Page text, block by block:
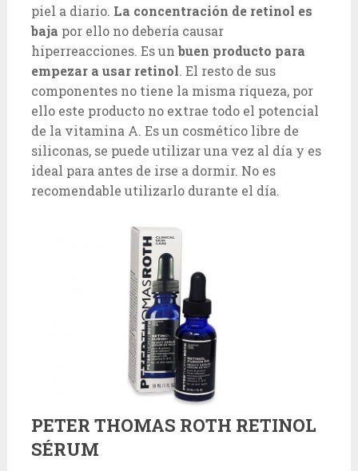
piel a diario. La concentración de retinol es
baja por ello no debería causar
hiperreacciones. Es unbuen producto para
empezar a usar retinol. El resto de sus
componentes no tiene la misma riqueza, por
ello este producto no extrae todo el potencial
de la vitamina A. Es un cosmético libre de
siliconas, se puede utilizar una vez al día y es
ideal para antes de irse a dormir. No es
recomendable utilizarlo durante el día.
PETER THOMAS ROTH RETINOL
SÉRUM